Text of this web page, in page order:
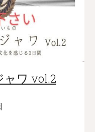
ャワ vol.2